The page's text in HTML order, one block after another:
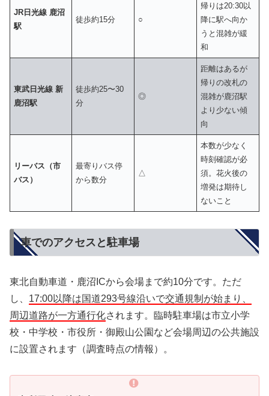
JR日光線 鹿沼
駅
徒歩約15分 ○
帰りは20:30以
降に駅へ向か
うと混雑が緩
和
東武日光線 新
鹿沼駅
徒歩約25〜30
分
◎
距離はあるが
帰りの改札の
混雑が鹿沼駅
より少ない傾
向
リーバス（市
バス）
最寄りバス停
から数分
△
本数が少なく
時刻確認が必
須。花火後の
増発は期待し
ないこと
車でのアクセスと駐車場
東北自動車道・鹿沼ICから会場まで約10分です。ただ
し、 17:00以降は国道293号線沿いで交通規制が始まり、
周辺道路が一方通行化されます。臨時駐車場は市立小学
校・中学校・市役所・御殿山公園など会場周辺の公共施設
に設置されます（調査時点の情報）。